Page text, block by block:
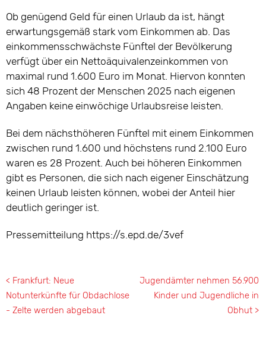
Ob genügend Geld für einen Urlaub da ist, hängt
erwartungsgemäß stark vom Einkommen ab. Das
einkommensschwächste Fünftel der Bevölkerung
verfügt über ein Nettoäquivalenzeinkommen von
maximal rund 1.600 Euro im Monat. Hiervon konnten
sich 48 Prozent der Menschen 2025 nach eigenen
Angaben keine einwöchige Urlaubsreise leisten.
Bei dem nächsthöheren Fünftel mit einem Einkommen
zwischen rund 1.600 und höchstens rund 2.100 Euro
waren es 28 Prozent. Auch bei höheren Einkommen
gibt es Personen, die sich nach eigener Einschätzung
keinen Urlaub leisten können, wobei der Anteil hier
deutlich geringer ist.
Pressemitteilung https://s.epd.de/3vef
< Frankfurt: Neue
Notunterkünfte für Obdachlose
- Zelte werden abgebaut
Jugendämter nehmen 56.900
Kinder und Jugendliche in
Obhut >